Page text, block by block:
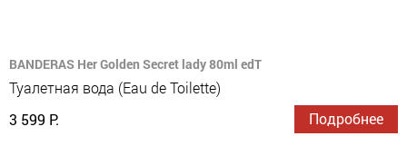
BANDERAS Her Golden Secret lady 80ml edT
Туалетная вода (Eau de Toilette)
3 599 Р.
Подробнее